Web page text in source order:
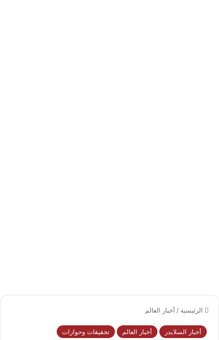
الرئيسية / أخبار العالم
أخبار السلايدر أخبار العالم تحقيقات وحوارات